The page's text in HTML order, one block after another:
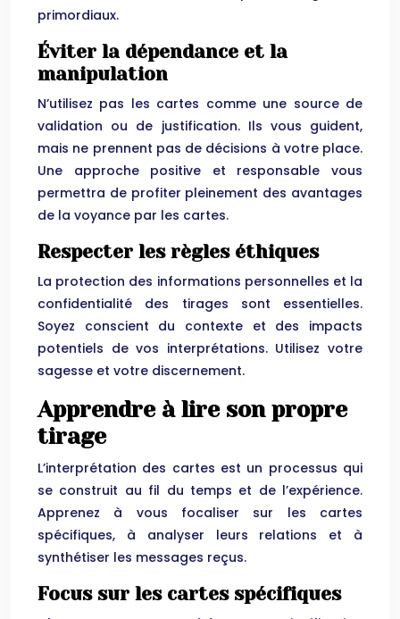
primordiaux.
Éviter la dépendance et la
manipulation
N’utilisez pas les cartes comme une source de
validation ou de justification. Ils vous guident,
mais ne prennent pas de décisions à votre place.
Une approche positive et responsable vous
permettra de profiter pleinement des avantages
de la voyance par les cartes.
Respecter les règles éthiques
La protection des informations personnelles et la
confidentialité des tirages sont essentielles.
Soyez conscient du contexte et des impacts
potentiels de vos interprétations. Utilisez votre
sagesse et votre discernement.
Apprendre à lire son propre
tirage
L’interprétation des cartes est un processus qui
se construit au fil du temps et de l’expérience.
Apprenez à vous focaliser sur les cartes
spécifiques, à analyser leurs relations et à
synthétiser les messages reçus.
Focus sur les cartes spécifiques